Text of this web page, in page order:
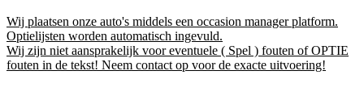
Wij plaatsen onze auto's middels een occasion manager platform.
Optielijsten worden automatisch ingevuld.
Wij zijn niet aansprakelijk voor eventuele ( Spel ) fouten of OPTIE
fouten in de tekst! Neem contact op voor de exacte uitvoering!